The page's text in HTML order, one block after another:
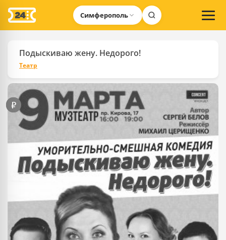
Симферополь
Подыскиваю жену. Недорого!
Театр